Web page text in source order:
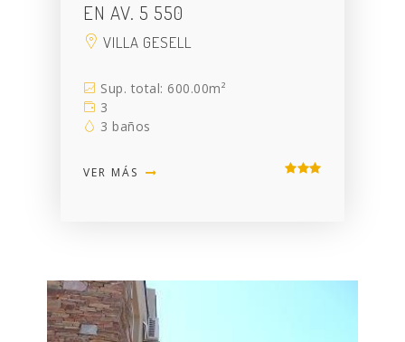
EN AV. 5 550
VILLA GESELL
Sup. total: 600.00m²
3
3 baños
VER MÁS